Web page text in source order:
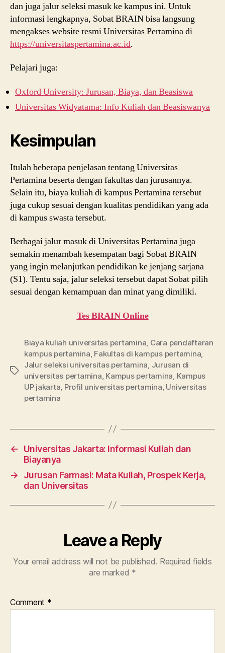
dan juga jalur seleksi masuk ke kampus ini. Untuk
informasi lengkapnya, Sobat BRAIN bisa langsung
mengakses website resmi Universitas Pertamina di
https://universitaspertamina.ac.id.
Pelajari juga:
Oxford University: Jurusan, Biaya, dan Beasiswa
Universitas Widyatama: Info Kuliah dan Beasiswanya
Kesimpulan
Itulah beberapa penjelasan tentang Universitas
Pertamina beserta dengan fakultas dan jurusannya.
Selain itu, biaya kuliah di kampus Pertamina tersebut
juga cukup sesuai dengan kualitas pendidikan yang ada
di kampus swasta tersebut.
Berbagai jalur masuk di Universitas Pertamina juga
semakin menambah kesempatan bagi Sobat BRAIN
yang ingin melanjutkan pendidikan ke jenjang sarjana
(S1). Tentu saja, jalur seleksi tersebut dapat Sobat pilih
sesuai dengan kemampuan dan minat yang dimiliki.
Tes BRAIN Online
Tags
Biaya kuliah universitas pertamina Cara pendaftaran
kampus pertamina Fakultas di kampus pertamina
Jalur seleksi universitas pertamina Jurusan di
universitas pertamina Kampus pertamina Kampus
UP jakarta Profil universitas pertamina Universitas
pertamina
←
Universitas Jakarta: Informasi Kuliah dan
Biayanya
→
Jurusan Farmasi: Mata Kuliah, Prospek Kerja,
dan Universitas
Leave a Reply
Your email address will not be published. Required fields
are marked *
Comment *